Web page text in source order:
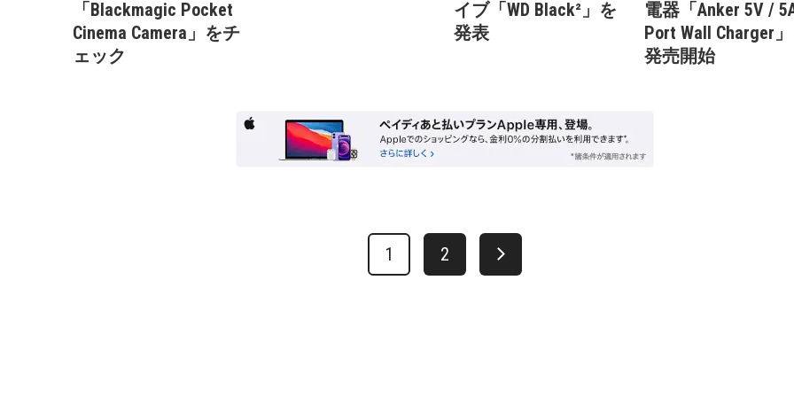
「Blackmagic Pocket
Cinema Camera」をチ
ェック
イブ「WD Black²」を
発表
電器「Anker 5V /
Port Wall Charger
発売開始
1 2